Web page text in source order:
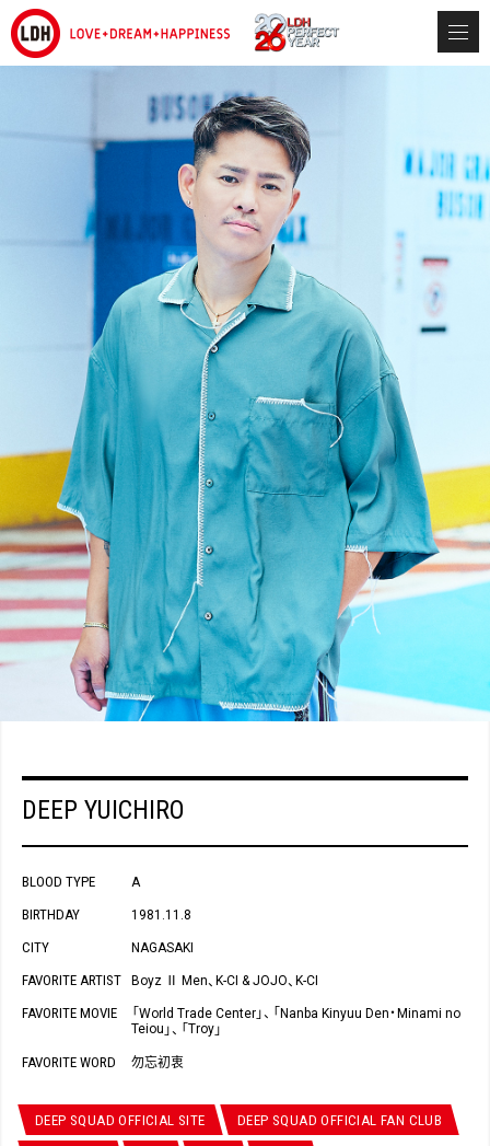
DEEP YUICHIRO
BLOOD TYPE A
BIRTHDAY 1981.11.8
CITY NAGASAKI
FAVORITE ARTIST Boyz Ⅱ Men、K-CI & JOJO、K-CI
FAVORITE MOVIE 「World Trade Center 」、
「 Nanba Kinyuu Den・Minami no
Teiou 」、
「 Troy」
FAVORITE WORD 勿忘初衷
DEEP SQUAD OFFICIAL SITE DEEP SQUAD OFFICIAL FAN CLUB